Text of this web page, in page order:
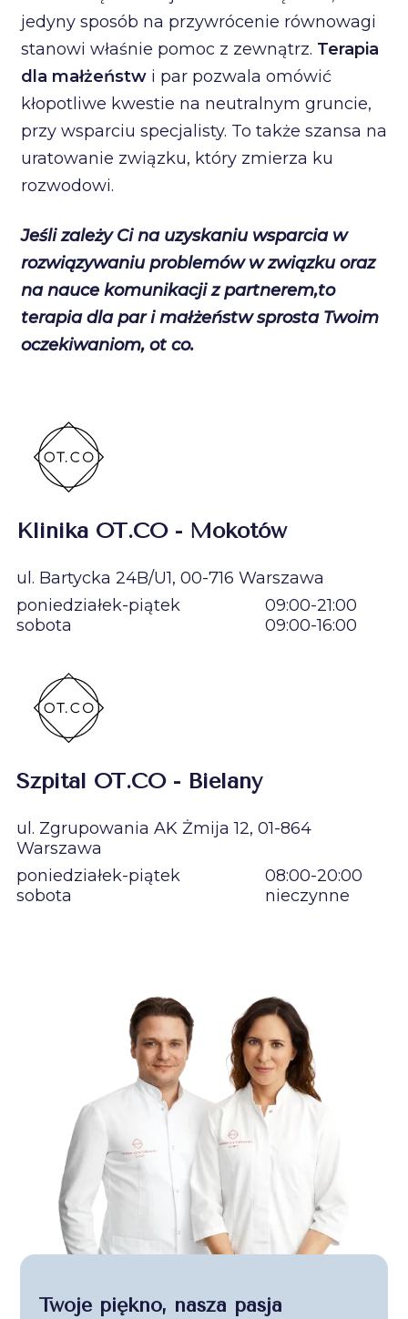
jedyny sposób na przywrócenie równowagi
stanowi właśnie pomoc z zewnątrz. Terapia
dla małżeństw i par pozwala omówić
kłopotliwe kwestie na neutralnym gruncie,
przy wsparciu specjalisty. To także szansa na
uratowanie związku, który zmierza ku
rozwodowi.
Jeśli zależy Ci na uzyskaniu wsparcia w
rozwiązywaniu problemów w związku oraz
na nauce komunikacji z partnerem,to
terapia dla par i małżeństw sprosta Twoim
oczekiwaniom, ot co.
Klinika OT.CO - Mokotów
ul. Bartycka 24B/U1, 00-716 Warszawa
poniedziałek-piątek
09:00-21:00
sobota
09:00-16:00
Szpital OT.CO - Bielany
ul. Zgrupowania AK Żmija 12, 01-864
Warszawa
poniedziałek-piątek
08:00-20:00
sobota
nieczynne
Twoje piękno, nasza pasja